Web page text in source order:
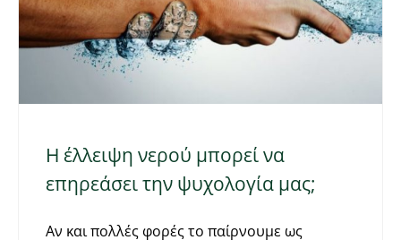
Η έλλειψη νερού μπορεί να
επηρεάσει την ψυχολογία μας;
Αν και πολλές φορές το παίρνουμε ως